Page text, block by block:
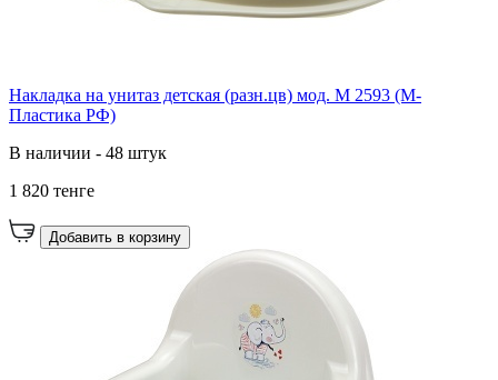
Накладка на унитаз детская (разн.цв) мод. М 2593 (М-
Пластика РФ)
В наличии - 48 штук
1 820 тенге
Добавить в корзину